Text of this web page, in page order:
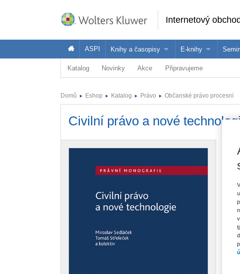
Internetový obchod
ASPI Knihy a časopisy
Knihy
E-knihy
Jak na naše e-
Půjčit si e-knihu
Katalog Novinky Akce Připravujeme
Domů Eshop Katalog Právo Občanské právo procesní
Civilní právo a nové